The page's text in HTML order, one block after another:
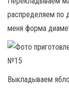
распределяем по
меня форма
Выкладываем